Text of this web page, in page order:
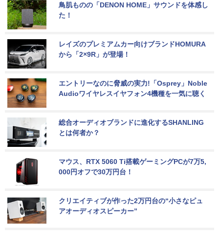
鳥肌ものの「DENON HOME」サウンドを体感し
た！
レイズのプレミアムカー向けブランドHOMURA
から「2×9R」が登場！
エントリーなのに脅威の実力!「Osprey」Noble
Audioワイヤレスイヤフォン4機種を一気に聴く
総合オーディオブランドに進化するSHANLING
とは何者か？
マウス、RTX 5060 Ti搭載ゲーミングPCが7万5,
000円オフで30万円台！
クリエイティブが作った2万円台の“小さなピュ
アオーディオスピーカー”